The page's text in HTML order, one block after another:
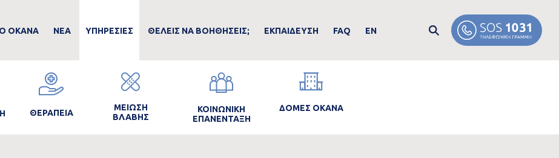
Main
navigation
Ο ΟΚΑΝΑ ΝΕΑ ΥΠΗΡΕΣΙΕΣ ΘΕΛΕΙΣ ΝΑ ΒΟΗΘΗΣΕΙΣ; ΕΚΠΑΙΔΕΥΣΗ FAQ EN
Image
ΘΕΡΑΠΕΙΑ
ΜΕΙΩΣΗ
ΒΛΑΒΗΣ
ΚΟΙΝΩΝΙΚΗ
ΕΠΑΝΕΝΤΑΞΗ
ΔΟΜΕΣ ΟΚΑΝΑ